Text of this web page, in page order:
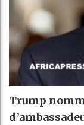
Trump